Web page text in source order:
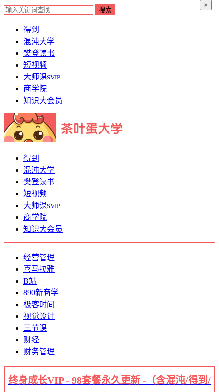
×
得到
混沌大学
樊登读书
短视频
大师课SVIP
商学院
知识大会员
得到
混沌大学
樊登读书
短视频
大师课SVIP
商学院
知识大会员
经营管理
喜马拉雅
B站
890新商学
极客时间
视觉设计
三节课
财经
财务管理
终身成长VIP - 98套餐永久更新 -（含混沌/得到/